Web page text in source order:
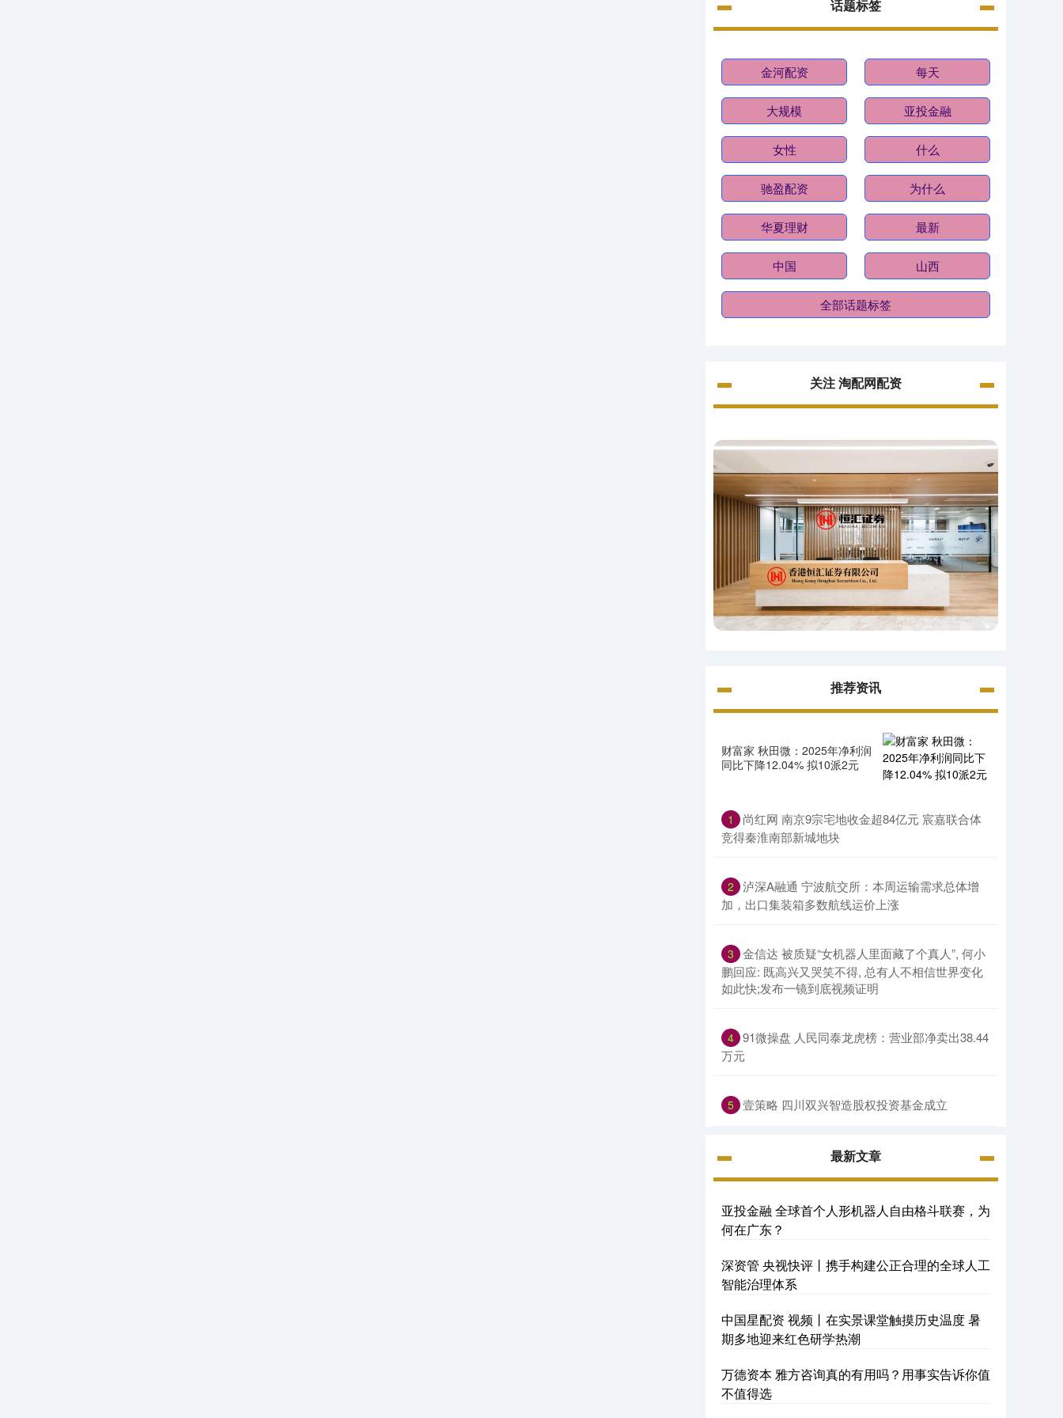
话题标签
金河配资 每天
大规模 亚投金融
女性 什么
驰盈配资 为什么
华夏理财 最新
中国 山西
全部话题标签
关注 淘配网配资
推荐资讯
财富家 秋田微：2025年净利润
同比下降12.04% 拟10派2元
1
尚红网 南京9宗宅地收金超84亿元 宸嘉联合体
竞得秦淮南部新城地块
2 泸深A融通 宁波航交所：本周运输需求总体增
加，出口集装箱多数航线运价上涨
3 金信达 被质疑“女机器人里面藏了个真人”, 何小
鹏回应: 既高兴又哭笑不得, 总有人不相信世界变化
如此快;发布一镜到底视频证明
4 91微操盘 人民同泰龙虎榜：营业部净卖出38.44
万元
5 壹策略 四川双兴智造股权投资基金成立
最新文章
亚投金融 全球首个人形机器人自由格斗联赛，为
何在广东？
深资管 央视快评丨携手构建公正合理的全球人工
智能治理体系
中国星配资 视频丨在实景课堂触摸历史温度 暑
期多地迎来红色研学热潮
万德资本 雅方咨询真的有用吗？用事实告诉你值
不值得选